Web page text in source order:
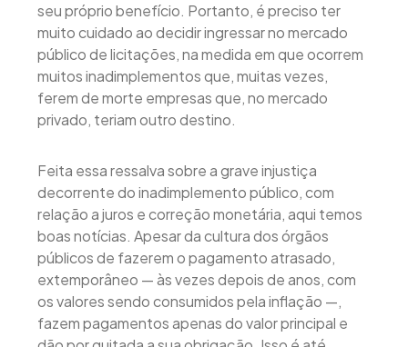
seu próprio benefício. Portanto, é preciso ter
muito cuidado ao decidir ingressar no mercado
público de licitações, na medida em que ocorrem
muitos inadimplementos que, muitas vezes,
ferem de morte empresas que, no mercado
privado, teriam outro destino.
Feita essa ressalva sobre a grave injustiça
decorrente do inadimplemento público, com
relação a juros e correção monetária, aqui temos
boas notícias. Apesar da cultura dos órgãos
públicos de fazerem o pagamento atrasado,
extemporâneo — às vezes depois de anos, com
os valores sendo consumidos pela inflação —,
fazem pagamentos apenas do valor principal e